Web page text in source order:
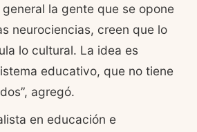
general la gente que se opone
neurociencias, creen que lo
lo cultural. La idea es
educativo, que no tiene
agregó.
en educación e